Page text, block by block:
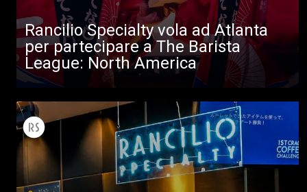
Rancilio Specialty vola ad Atlanta
per partecipare a The Barista
League: North America
Tutti
Prodotti
News
Download
Altro